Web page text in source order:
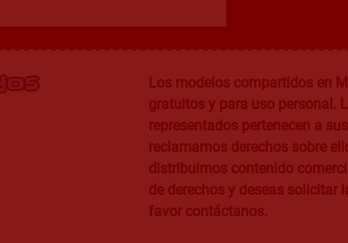
Los modelos compartidos en
gratuitos y para uso personal.
representados pertenecen a
reclamamos derechos sobre
distribuimos contenido
de derechos y deseas solicitar
favor contáctanos.